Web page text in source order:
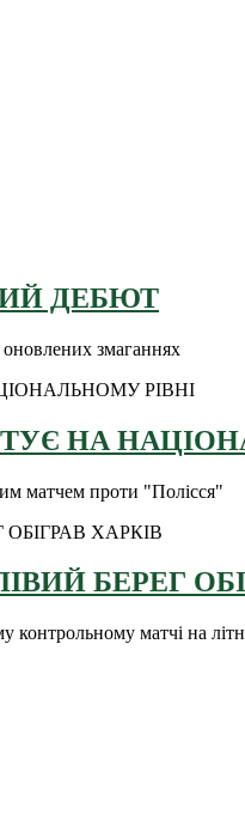
ДЕБЮТ
змаганнях
НА
матчем проти "Полісся"
БЕРЕГ
матчі на